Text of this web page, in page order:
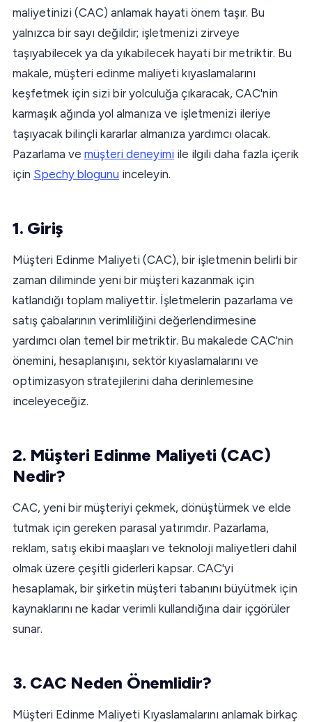
maliyetinizi (CAC) anlamak hayati önem taşır. Bu
yalnızca bir sayı değildir; işletmenizi zirveye
taşıyabilecek ya da yıkabilecek hayati bir metriktir. Bu
makale, müşteri edinme maliyeti kıyaslamalarını
keşfetmek için sizi bir yolculuğa çıkaracak, CAC'nin
karmaşık ağında yol almanıza ve işletmenizi ileriye
taşıyacak bilinçli kararlar almanıza yardımcı olacak.
Pazarlama ve müşteri deneyimi ile ilgili daha fazla içerik
için Spechy blogunu inceleyin.
1. Giriş
Müşteri Edinme Maliyeti (CAC), bir işletmenin belirli bir
zaman diliminde yeni bir müşteri kazanmak için
katlandığı toplam maliyettir. İşletmelerin pazarlama ve
satış çabalarının verimliliğini değerlendirmesine
yardımcı olan temel bir metriktir. Bu makalede CAC'nin
önemini, hesaplanışını, sektör kıyaslamalarını ve
optimizasyon stratejilerini daha derinlemesine
inceleyeceğiz.
2. Müşteri Edinme Maliyeti (CAC)
Nedir?
CAC, yeni bir müşteriyi çekmek, dönüştürmek ve elde
tutmak için gereken parasal yatırımdır. Pazarlama,
reklam, satış ekibi maaşları ve teknoloji maliyetleri dahil
olmak üzere çeşitli giderleri kapsar. CAC'yi
hesaplamak, bir şirketin müşteri tabanını büyütmek için
kaynaklarını ne kadar verimli kullandığına dair içgörüler
sunar.
3. CAC Neden Önemlidir?
Müşteri Edinme Maliyeti Kıyaslamalarını anlamak birkaç